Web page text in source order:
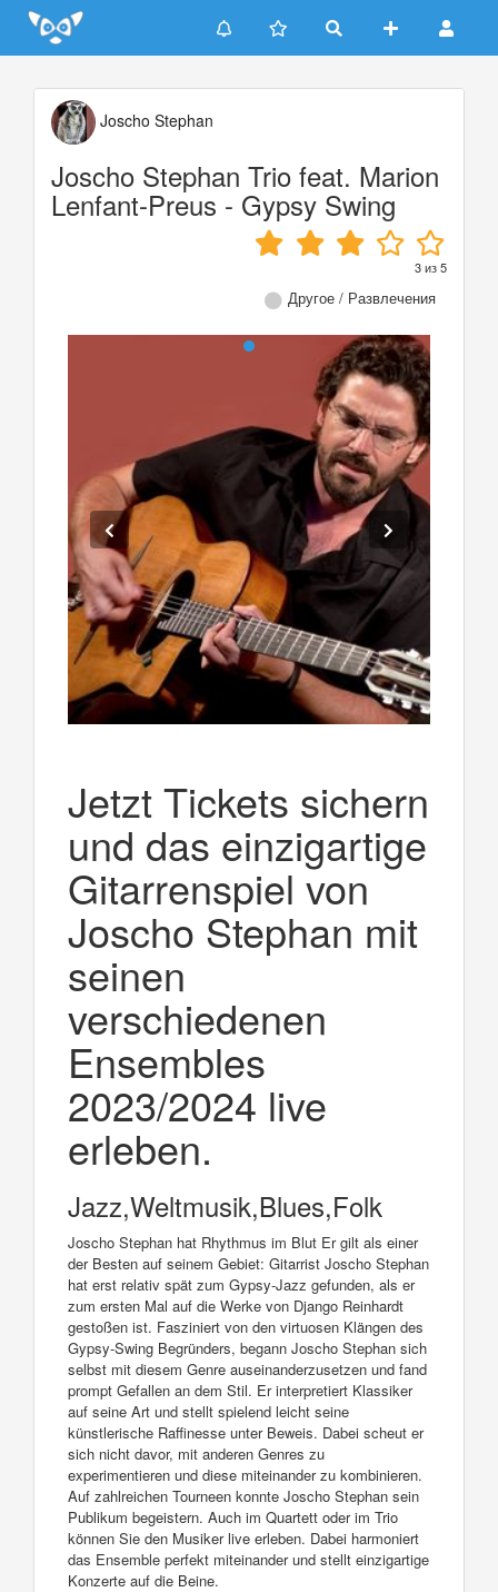
Update cookies preferences
Joscho Stephan
Joscho Stephan Trio feat. Marion
Lenfant-Preus - Gypsy Swing
3из5
Другое / Развлечения
Jetzt Tickets sichern
und das einzigartige
Gitarrenspiel von
Joscho Stephan mit
seinen
verschiedenen
Ensembles
2023/2024 live
erleben.
Jazz,Weltmusik,Blues,Folk
Joscho Stephan hat Rhythmus im Blut Er gilt als einer
der Besten auf seinem Gebiet: Gitarrist Joscho Stephan
hat erst relativ spät zum Gypsy-Jazz gefunden, als er
zum ersten Mal auf die Werke von Django Reinhardt
gestoßen ist. Fasziniert von den virtuosen Klängen des
Gypsy-Swing Begründers, begann Joscho Stephan sich
selbst mit diesem Genre auseinanderzusetzen und fand
prompt Gefallen an dem Stil. Er interpretiert Klassiker
auf seine Art und stellt spielend leicht seine
künstlerische Raffinesse unter Beweis. Dabei scheut er
sich nicht davor, mit anderen Genres zu
experimentieren und diese miteinander zu kombinieren.
Auf zahlreichen Tourneen konnte Joscho Stephan sein
Publikum begeistern. Auch im Quartett oder im Trio
können Sie den Musiker live erleben. Dabei harmoniert
das Ensemble perfekt miteinander und stellt einzigartige
Konzerte auf die Beine.